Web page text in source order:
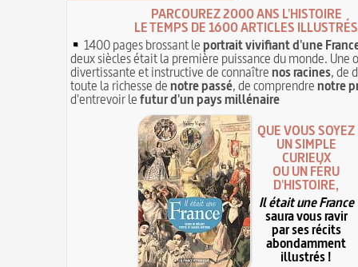
PARCOUREZ 2000 ANS L'HISTOIRE
LE TEMPS DE 1600 ARTICLES ILLUSTRÉS
1400 pages brossant leportrait vivifiant d'une
deux siècles était la première puissance du monde. Une
divertissante et instructive de connaîtrenos racines, de
toute la richesse denotre passé, de comprendrenotre
d'entrevoir lefutur d'un pays millénaire
QUE VOUS SOYEZ
UN SIMPLE
CURIEUX
OU UN FÉRU
D'HISTOIRE,
Il était une France
saura vous ravir
par ses récits
abondamment
illustrés !